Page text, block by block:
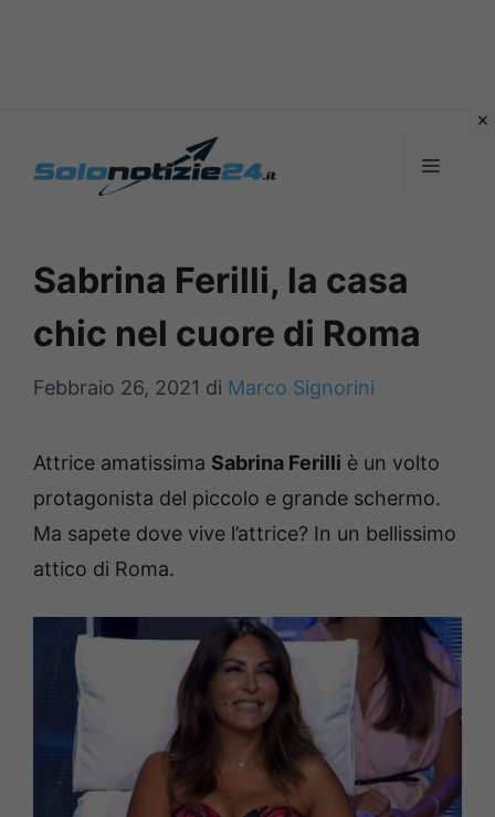
MENU
Sabrina Ferilli, la casa
chic nel cuore di Roma
Febbraio 26, 2021 di Marco Signorini
Attrice amatissima Sabrina Ferilli è un volto
protagonista del piccolo e grande schermo.
Ma sapete dove vive l’attrice? In un bellissimo
attico di Roma.